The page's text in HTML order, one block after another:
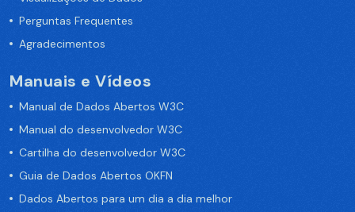
Perguntas Frequentes
Agradecimentos
Manuais e Vídeos
Manual de Dados Abertos W3C
Manual do desenvolvedor W3C
Cartilha do desenvolvedor W3C
Guia de Dados Abertos OKFN
Dados Abertos para um dia a dia melhor